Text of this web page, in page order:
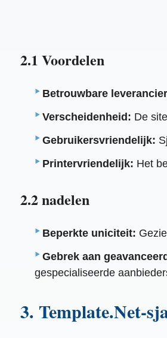
2.1 Voordelen
Betrouwbare
Verscheidenheid: De
Gebruikersvriendelijk:
Printervriendelijk: Het
2.2 nadelen
Beperkte uniciteit:
Gebrek aan
gespecialiseerde
3. Template.Net-